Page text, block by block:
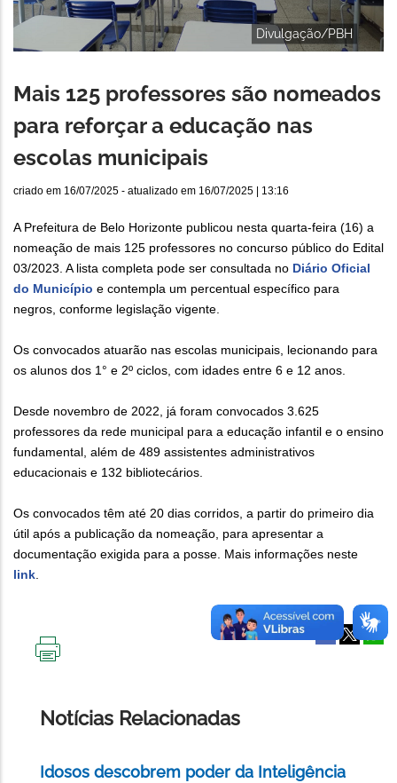
Divulgação/PBH
Mais 125 professores são nomeados
para reforçar a educação nas
escolas municipais
criado em 16/07/2025 - atualizado em 16/07/2025 | 13:16
A Prefeitura de Belo Horizonte publicou nesta quarta-feira (16) a
nomeação de mais 125 professores no concurso público do Edital
03/2023. A lista completa pode ser consultada no Diário Oficial
do Município e contempla um percentual específico para
negros, conforme legislação vigente.
Os convocados atuarão nas escolas municipais, lecionando para
os alunos dos 1° e 2º ciclos, com idades entre 6 e 12 anos.
Desde novembro de 2022, já foram convocados 3.625
professores da rede municipal para a educação infantil e o ensino
fundamental, além de 489 assistentes administrativos
educacionais e 132 bibliotecários.
Os convocados têm até 20 dias corridos, a partir do primeiro dia
útil após a publicação da nomeação, para apresentar a
documentação exigida para a posse. Mais informações neste
link.
Notícias Relacionadas
Idosos descobrem poder da Inteligência